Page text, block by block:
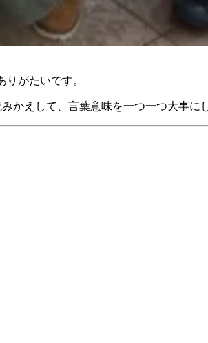
がたいです。
えして、言葉意味を一つ一つ大事に